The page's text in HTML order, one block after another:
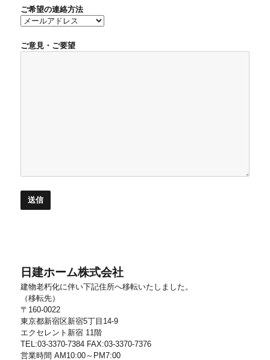
ご希望の連絡方法
ご意見・ご要望
日建ホーム株式会社
建物老朽化に伴い下記住所へ移転いたしました。
（移転先）
〒160-0022
東京都新宿区新宿5丁目14-9
エクセレント新宿 11階
TEL:03-3370-7384 FAX:03-3370-7376
営業時間 AM10:00～PM7:00